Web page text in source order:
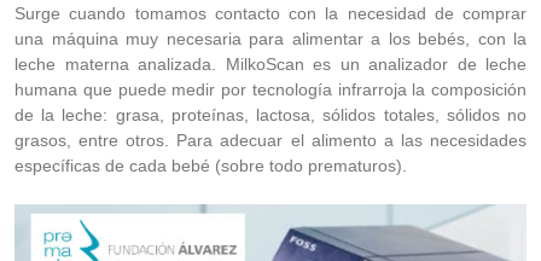
Surge cuando tomamos contacto con la necesidad de comprar
una máquina muy necesaria para alimentar a los bebés, con la
leche materna analizada. MilkoScan es un analizador de leche
humana que puede medir por tecnología infrarroja la composición
de la leche: grasa, proteínas, lactosa, sólidos totales, sólidos no
grasos, entre otros. Para adecuar el alimento a las necesidades
específicas de cada bebé (sobre todo prematuros).